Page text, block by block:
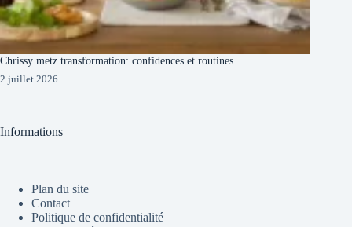
Chrissy metz transformation: confidences et routines
2 juillet 2026
Informations
Plan du site
Contact
Politique de confidentialité